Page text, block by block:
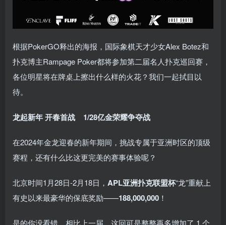
根据PokerGO释出的海报，国际象棋天才少女Alex Botez和
扑克博主Rampage Poker都将参加第二届名人扑克巡回赛，
各位明星将在牌桌上擦出什么样的火花？我们一起拭目以
待。
龙起新年 开春首战 1/28亿金荣耀争夺战
在2024年金龙迎春的新年期间，挑战专属于亚洲时区的顶级
赛程，还有什么比这更完美的赛事体验呢？
北京时间1月28日-2月18日， APL亚洲扑克联盟杯“龙”重献上
有史以来最豪华的保底奖励——188,000,000 ！
是的你没看错，相比上一届，这回可是整整再多增加了 1 个